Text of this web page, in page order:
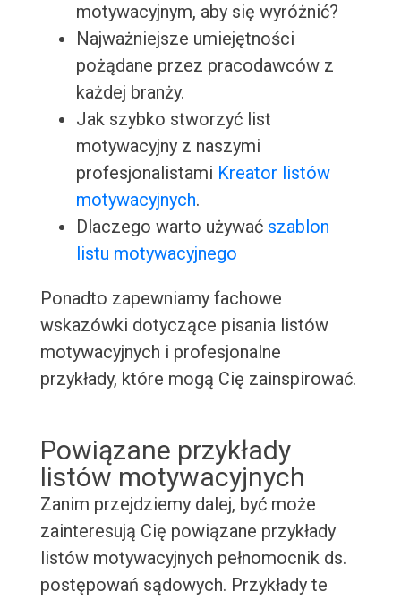
motywacyjnym, aby się wyróżnić?
Najważniejsze umiejętności
pożądane przez pracodawców z
każdej branży.
Jak szybko stworzyć list
motywacyjny z naszymi
profesjonalistami Kreator listów
motywacyjnych.
Dlaczego warto używać szablon
listu motywacyjnego
Ponadto zapewniamy fachowe
wskazówki dotyczące pisania listów
motywacyjnych i profesjonalne
przykłady, które mogą Cię zainspirować.
Powiązane przykłady
listów motywacyjnych
Zanim przejdziemy dalej, być może
zainteresują Cię powiązane przykłady
listów motywacyjnych pełnomocnik ds.
postępowań sądowych. Przykłady te